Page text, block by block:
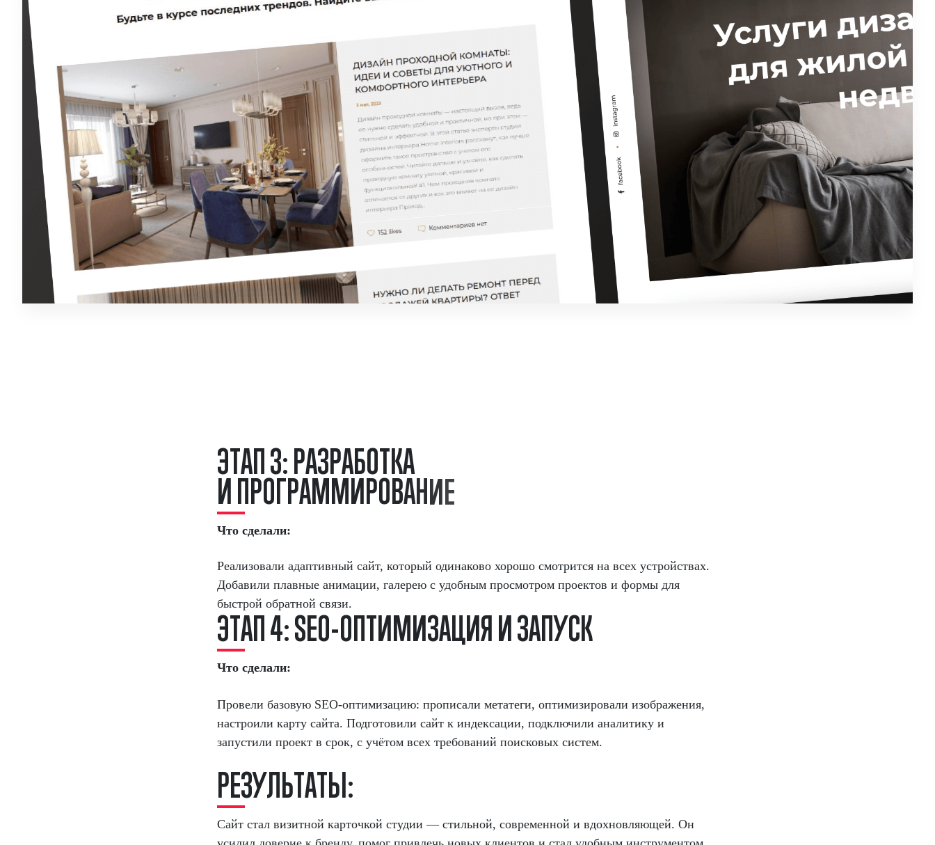
ЭТАП3:РАЗРАБОТКА
ИПРОГРАММИРОВАНИЕ
Что сделали:
Реализовали адаптивный сайт, который одинаково хорошо смотрится на всех устройствах.
Добавили плавные анимации, галерею с удобным просмотром проектов и формы для
быстрой обратной связи.
ЭТАП4:SEO-ОПТИМИЗАЦИЯИЗАПУСК
Что сделали:
Провели базовую SEO-оптимизацию: прописали метатеги, оптимизировали изображения,
настроили карту сайта. Подготовили сайт к индексации, подключили аналитику и
запустили проект в срок, с учётом всех требований поисковых систем.
РЕЗУЛЬТАТЫ:
Сайт стал визитной карточкой студии — стильной, современной и вдохновляющей. Он